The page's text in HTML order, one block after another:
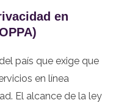
en
país que exige que
en línea
El alcance de la ley